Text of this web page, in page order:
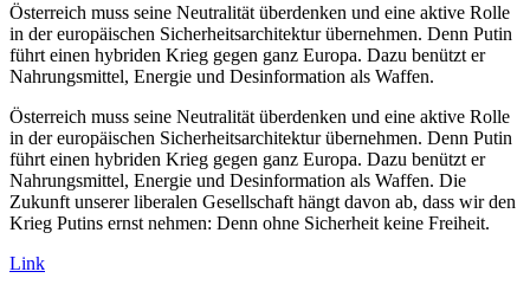
Österreich muss seine Neutralität überdenken und eine aktive Rolle
in der europäischen Sicherheitsarchitektur übernehmen. Denn Putin
führt einen hybriden Krieg gegen ganz Europa. Dazu benützt er
Nahrungsmittel, Energie und Desinformation als Waffen.
Österreich muss seine Neutralität überdenken und eine aktive Rolle
in der europäischen Sicherheitsarchitektur übernehmen. Denn Putin
führt einen hybriden Krieg gegen ganz Europa. Dazu benützt er
Nahrungsmittel, Energie und Desinformation als Waffen. Die
Zukunft unserer liberalen Gesellschaft hängt davon ab, dass wir den
Krieg Putins ernst nehmen: Denn ohne Sicherheit keine Freiheit.
Link